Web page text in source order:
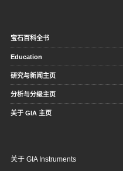
宝石百科全书
Education
研究与新闻主页
分析与分级主页
关于 GIA 主页
关于 GIA Instruments